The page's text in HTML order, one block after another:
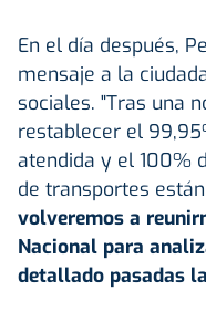
En el día después,
mensaje a la
sociales. "Tras una
restablecer el
atendida y el 100%
de transportes
volveremos a
Nacional para
detallado pasadas